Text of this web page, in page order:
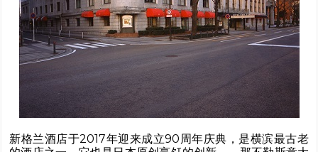
新格兰酒店于2017年迎来成立90周年庆典，是横滨最古老